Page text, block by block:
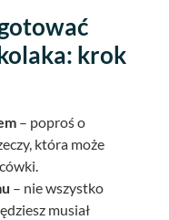
krok
– poproś o
która może
– nie wszystko
musiał